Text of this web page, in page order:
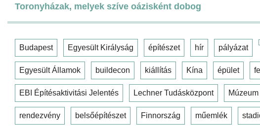
Toronyházak, melyek szíve oázisként dobog
Budapest Egyesült Királyság építészet hír pályázat
Egyesült Államok buildecon kiállítás Kína épület
EBI Építésaktivitási Jelentés Lechner Tudásközpont Múzeum
rendezvény belsőépítészet Finnország műemlék